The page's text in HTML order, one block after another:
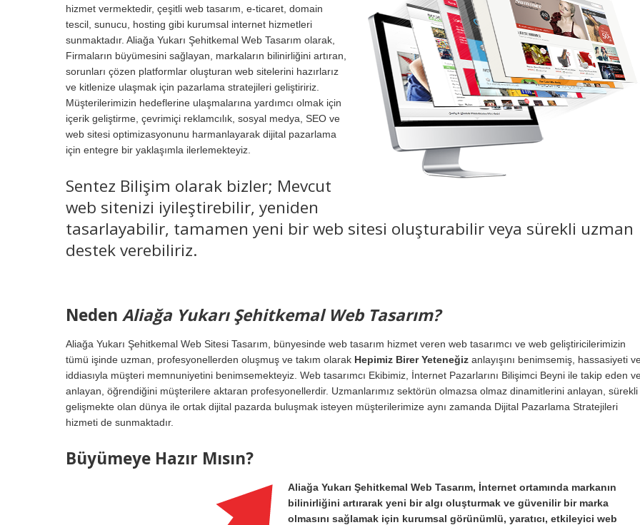
hizmet vermektedir, çeşitli web tasarım, e-ticaret, domain
tescil, sunucu, hosting gibi kurumsal internet hizmetleri
sunmaktadır. Aliağa Yukarı Şehitkemal Web Tasarım olarak,
Firmaların büyümesini sağlayan, markaların bilinirliğini artıran,
sorunları çözen platformlar oluşturan web sitelerini hazırlarız
ve kitlenize ulaşmak için pazarlama stratejileri geliştiririz.
Müşterilerimizin hedeflerine ulaşmalarına yardımcı olmak için
içerik geliştirme, çevrimiçi reklamcılık, sosyal medya, SEO ve
web sitesi optimizasyonunu harmanlayarak dijital pazarlama
için entegre bir yaklaşımla ilerlemekteyiz.
Sentez Bilişim olarak bizler; Mevcut
web sitenizi iyileştirebilir, yeniden
tasarlayabilir, tamamen yeni bir web sitesi oluşturabilir veya sürekli uzman
destek verebiliriz.
Neden Aliağa Yukarı Şehitkemal Web Tasarım?
Aliağa Yukarı Şehitkemal Web Sitesi Tasarım, bünyesinde web tasarım hizmet veren web tasarımcı ve web geliştiricilerimizin
tümü işinde uzman, profesyonellerden oluşmuş ve takım olarak Hepimiz Birer Yeteneğiz anlayışını benimsemiş, hassasiyeti
iddiasıyla müşteri memnuniyetini benimsemekteyiz. Web tasarımcı Ekibimiz, İnternet Pazarlarını Bilişimci Beyni ile takip eden
anlayan, öğrendiğini müşterilere aktaran profesyonellerdir. Uzmanlarımız sektörün olmazsa olmaz dinamitlerini anlayan, sürekli
gelişmekte olan dünya ile ortak dijital pazarda buluşmak isteyen müşterilerimize aynı zamanda Dijital Pazarlama Stratejileri
hizmeti de sunmaktadır.
Büyümeye Hazır Mısın?
Aliağa Yukarı Şehitkemal Web Tasarım, İnternet ortamında markanın
bilinirliğini artırarak yeni bir algı oluşturmak ve güvenilir bir marka
olmasını sağlamak için kurumsal görünümlü, yaratıcı, etkileyici web